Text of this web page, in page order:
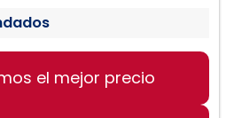
el mejor precio